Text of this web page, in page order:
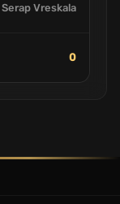
Serap Vreskala
0